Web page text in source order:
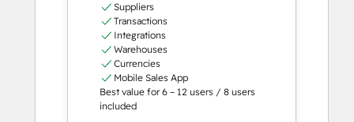
Suppliers
Transactions
Integrations
Warehouses
Currencies
Mobile Sales App
Best value for 6 – 12 users / 8 users
included